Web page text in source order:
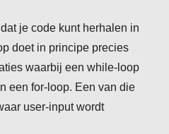
je code kunt herhalen in
doet in principe precies
waarbij een while-loop
een for-loop. Een van die
user-input wordt